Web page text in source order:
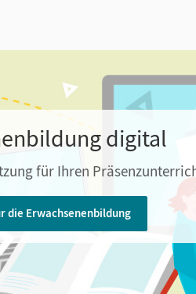
digital
für Ihren
die Erwachsenenbildung